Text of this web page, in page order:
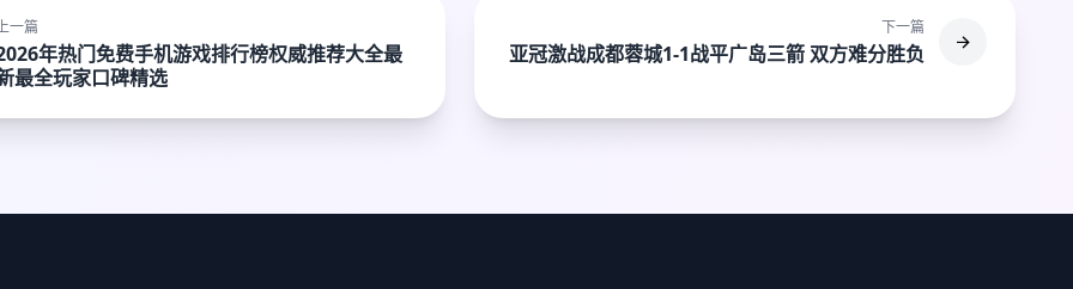
一篇
年热门免费手机游戏排行榜权威推荐大全最
最全玩家口碑精选
下一篇
亚冠激战成都蓉城1-1战平广岛三箭 双方难分胜负